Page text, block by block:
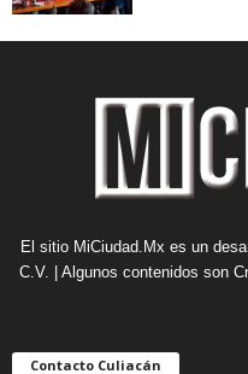
El sitio MiCiudad.Mx es un
C.V. | Algunos contenidos son
Contacto Culiacán